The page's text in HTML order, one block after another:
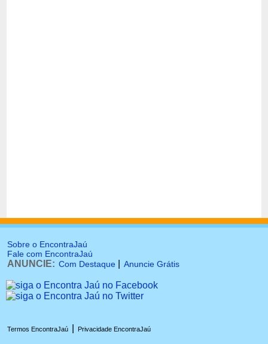
Sobre o EncontraJaú
Fale com EncontraJaú
ANUNCIE: Com Destaque Anuncie Grátis
Termos EncontraJaú Privacidade EncontraJaú